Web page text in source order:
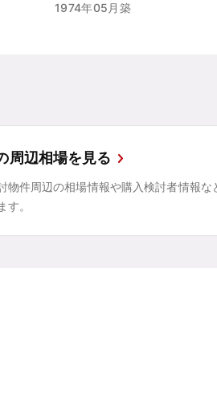
1974年05月築
周辺相場を見る
物件周辺の相場情報や購入検討者情報な
す。